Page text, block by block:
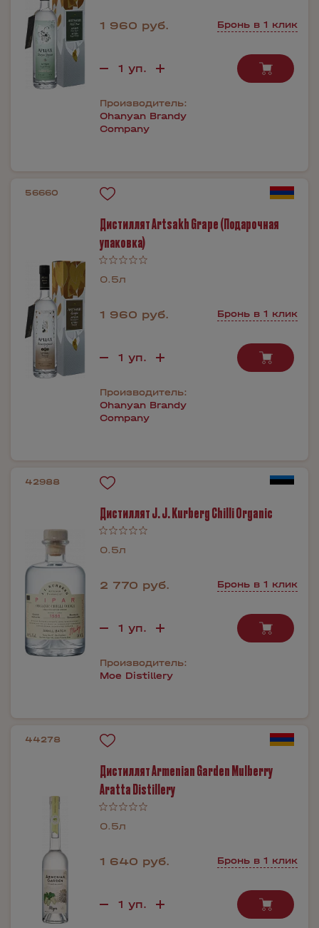
1 960 руб. Бронь в 1 клик
Производитель:
Ohanyan Brandy
Company
56660
Дистиллят Artsakh Grape (Подарочная
упаковка)
0.5л
1 960 руб. Бронь в 1 клик
Производитель:
Ohanyan Brandy
Company
42988
Дистиллят J. J. Kurberg Chilli Organic
0.5л
2 770 руб. Бронь в 1 клик
Производитель:
Moe Distillery
44278
Дистиллят Armenian Garden Mulberry
Aratta Distillery
0.5л
1 640 руб. Бронь в 1 клик